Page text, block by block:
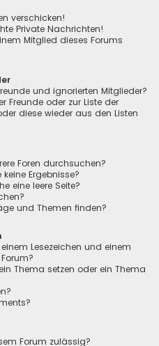
verschicken!
Private Nachrichten!
Mitglied dieses Forums
und ignorierten Mitglieder?
Freunde oder zur Liste der
diese wieder aus den Listen
Foren durchsuchen?
Ergebnisse?
eine leere Seite?
und Themen finden?
Lesezeichen und einem
Thema setzen oder ein Thema
Forum zulässig?